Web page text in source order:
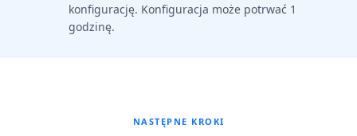
konfigurację. Konfiguracja może potrwać 1
godzinę.
NASTĘPNE KROKI